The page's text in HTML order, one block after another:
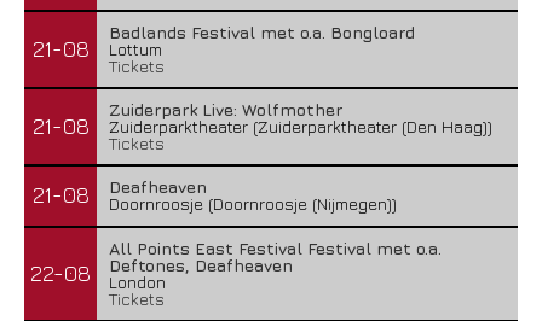
21-08
Badlands Festival met o.a. Bongloard
Lottum
Tickets
21-08
Zuiderpark Live: Wolfmother
Zuiderparktheater (Zuiderparktheater (Den Haag))
Tickets
21-08
Deafheaven
Doornroosje (Doornroosje (Nijmegen))
22-08
All Points East Festival Festival met o.a.
Deftones, Deafheaven
London
Tickets